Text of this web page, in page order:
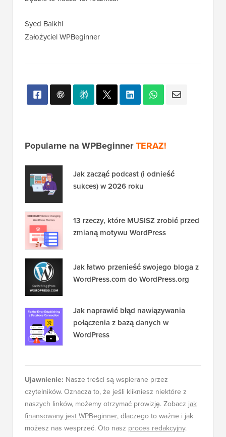
Syed Balkhi
Założyciel WPBeginner
Popularne na WPBeginnerTERAZ!
Jak zacząć podcast (i odnieść
sukces) w 2026 roku
13 rzeczy, które MUSISZ zrobić przed
zmianą motywu WordPress
Jak łatwo przenieść swojego bloga z
WordPress.com do WordPress.org
Jak naprawić błąd nawiązywania
połączenia z bazą danych w
WordPress
Ujawnienie: Nasze treści są wspierane przez
czytelników. Oznacza to, że jeśli klikniesz niektóre z
naszych linków, możemy otrzymać prowizję. Zobacz jak
finansowany jest WPBeginner, dlaczego to ważne i jak
możesz nas wesprzeć. Oto nasz proces redakcyjny.